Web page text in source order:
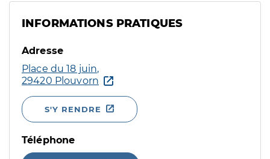
INFORMATIONS PRATIQUES
Adresse
Place du 18 juin,
29420 Plouvorn
S'Y RENDRE
Téléphone